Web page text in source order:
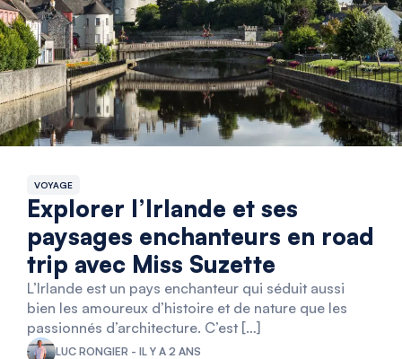
VOYAGE
Explorer l’Irlande et ses
paysages enchanteurs en road
trip avec Miss Suzette
L’Irlande est un pays enchanteur qui séduit aussi
bien les amoureux d’histoire et de nature que les
passionnés d’architecture. C’est […]
LUC RONGIER - IL Y A 2 ANS